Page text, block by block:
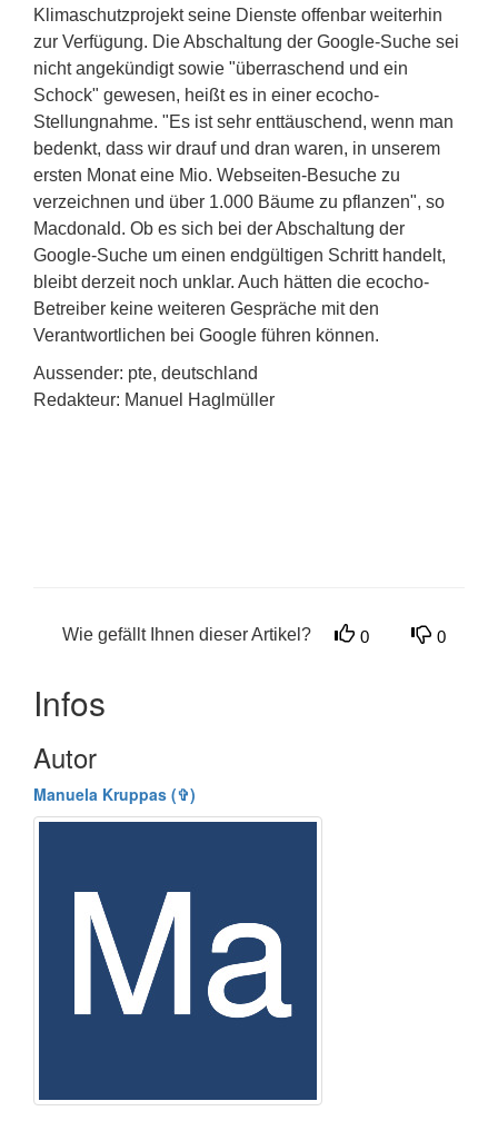
Klimaschutzprojekt seine Dienste offenbar weiterhin
zur Verfügung. Die Abschaltung der Google-Suche sei
nicht angekündigt sowie "überraschend und ein
Schock" gewesen, heißt es in einer ecocho-
Stellungnahme. "Es ist sehr enttäuschend, wenn man
bedenkt, dass wir drauf und dran waren, in unserem
ersten Monat eine Mio. Webseiten-Besuche zu
verzeichnen und über 1.000 Bäume zu pflanzen", so
Macdonald. Ob es sich bei der Abschaltung der
Google-Suche um einen endgültigen Schritt handelt,
bleibt derzeit noch unklar. Auch hätten die ecocho-
Betreiber keine weiteren Gespräche mit den
Verantwortlichen bei Google führen können.
Aussender: pte, deutschland
Redakteur: Manuel Haglmüller
Wie gefällt Ihnen dieser Artikel? 0 0
Infos
Autor
Manuela Kruppas (✞)